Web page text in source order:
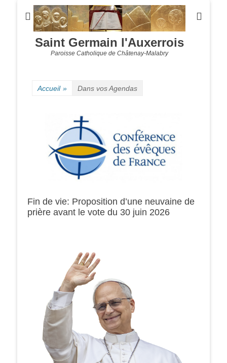
Saint Germain l'Auxerrois
Paroisse Catholique de Châtenay-Malabry
Accueil » Dans vos Agendas
Fin de vie: Proposition d’une neuvaine de
prière avant le vote du 30 juin 2026